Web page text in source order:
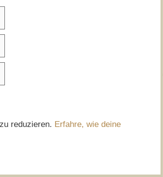
reduzieren. Erfahre, wie deine